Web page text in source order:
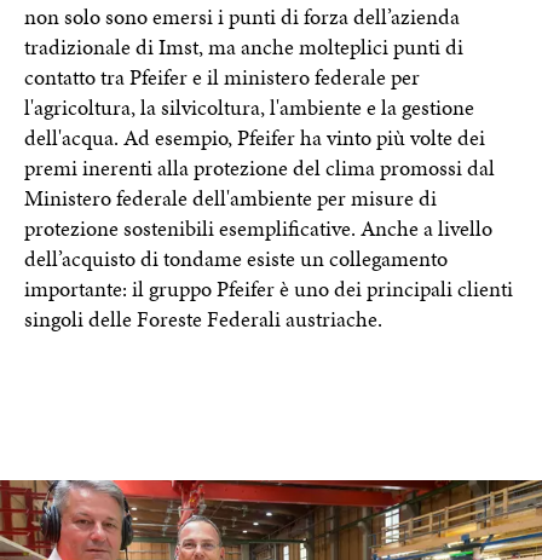
non solo sono emersi i punti di forza dell’azienda
tradizionale di Imst, ma anche molteplici punti di
contatto tra Pfeifer e il ministero federale per
l'agricoltura, la silvicoltura, l'ambiente e la gestione
dell'acqua. Ad esempio, Pfeifer ha vinto più volte dei
premi inerenti alla protezione del clima promossi dal
Ministero federale dell'ambiente per misure di
protezione sostenibili esemplificative. Anche a livello
dell’acquisto di tondame esiste un collegamento
importante: il gruppo Pfeifer è uno dei principali clienti
singoli delle Foreste Federali austriache.